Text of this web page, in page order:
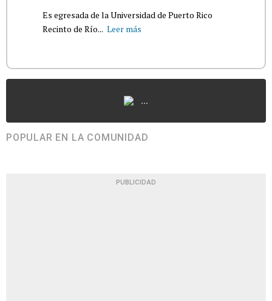
Es egresada de la Universidad de Puerto Rico
Recinto de Río... Leer más
...
POPULAR EN LA COMUNIDAD
PUBLICIDAD